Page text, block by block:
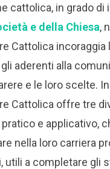
cattolica, in grado di
e della Chiesa,
Cattolica
aderenti alla
e le loro scelte.
Cattolica offre tre
e applicativo,
nella loro carriera
utili a completare gli